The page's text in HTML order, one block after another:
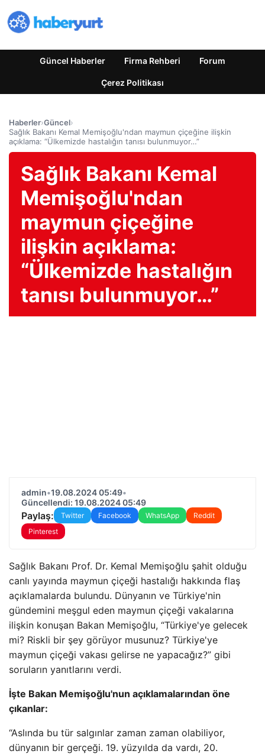
Güncel Haberler Firma Rehberi Forum
Çerez Politikası
Haberler›Güncel›
Sağlık Bakanı Kemal Memişoğlu'ndan maymun çiçeğine ilişkin
açıklama: “Ülkemizde hastalığın tanısı bulunmuyor…”
Sağlık Bakanı Kemal
Memişoğlu'ndan
maymun çiçeğine
ilişkin açıklama:
“Ülkemizde hastalığın
tanısı bulunmuyor…”
admin•19.08.2024 05:49•
Güncellendi: 19.08.2024 05:49
Paylaş: Twitter Facebook WhatsApp
Reddit
Pinterest
Sağlık Bakanı Prof. Dr. Kemal Memişoğlu şahit olduğu
canlı yayında maymun çiçeği hastalığı hakkında flaş
açıklamalarda bulundu. Dünyanın ve Türkiye'nin
gündemini meşgul eden maymun çiçeği vakalarına
ilişkin konuşan Bakan Memişoğlu, “Türkiye'ye gelecek
mi? Riskli bir şey görüyor musunuz? Türkiye'ye
maymun çiçeği vakası gelirse ne yapacağız?” gibi
soruların yanıtlarını verdi.
İşte Bakan Memişoğlu'nun açıklamalarından öne
çıkanlar:
“Aslında bu tür salgınlar zaman zaman olabiliyor,
dünyanın bir gerçeği. 19. yüzyılda da vardı, 20.